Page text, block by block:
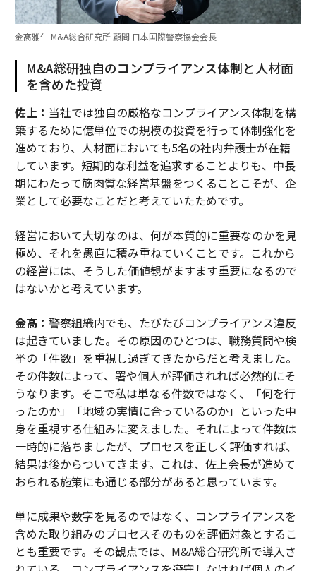
金髙雅仁 M&A総合研究所 顧問 日本国際警察協会会長
M&A総研独自のコンプライアンス体制と人材面
を含めた投資
佐上： 当社では独自の厳格なコンプライアンス体制を構
築するために億単位での規模の投資を行って体制強化を
進めており、人材面においても5名の社内弁護士が在籍
しています。短期的な利益を追求することよりも、中長
期にわたって筋肉質な経営基盤をつくることこそが、企
業として必要なことだと考えていたためです。
経営において大切なのは、何が本質的に重要なのかを見
極め、それを愚直に積み重ねていくことです。これから
の経営には、そうした価値観がますます重要になるので
はないかと考えています。
金髙： 警察組織内でも、たびたびコンプライアンス違反
は起きていました。その原因のひとつは、職務質問や検
挙の「件数」を重視し過ぎてきたからだと考えました。
その件数によって、署や個人が評価されれば必然的にそ
うなります。そこで私は単なる件数ではなく、「何を行
ったのか」「地域の実情に合っているのか」といった中
身を重視する仕組みに変えました。それによって件数は
一時的に落ちましたが、プロセスを正しく評価すれば、
結果は後からついてきます。これは、佐上会長が進めて
おられる施策にも通じる部分があると思っています。
単に成果や数字を見るのではなく、コンプライアンスを
含めた取り組みのプロセスそのものを評価対象とするこ
とも重要です。その観点では、M&A総合研究所で導入さ